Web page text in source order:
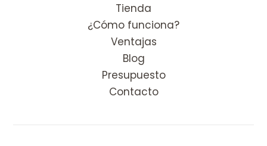
Tienda
¿Cómo funciona?
Ventajas
Blog
Presupuesto
Contacto